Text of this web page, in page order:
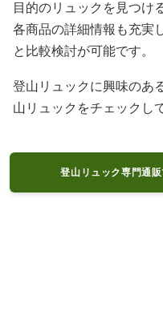
目的のリュックを見つけ
各商品の詳細情報も充実
と比較検討が可能です。
登山リュックに興味のあ
山リュックをチェックし
登山リュック専門通